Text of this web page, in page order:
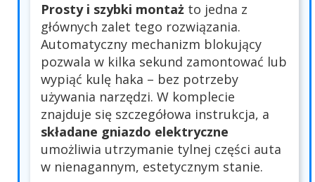
Prosty i szybki montaż to jedna z
głównych zalet tego rozwiązania.
Automatyczny mechanizm blokujący
pozwala w kilka sekund zamontować lub
wypiąć kulę haka – bez potrzeby
używania narzędzi. W komplecie
znajduje się szczegółowa instrukcja, a
składane gniazdo elektryczne
umożliwia utrzymanie tylnej części auta
w nienagannym, estetycznym stanie.